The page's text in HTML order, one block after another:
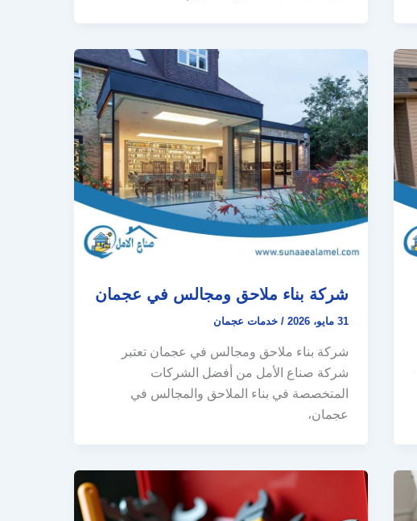
شركة بناء ملاحق ومجالس في عجمان
31 مايو، 2026 / خدمات عجمان
شركة بناء ملاحق ومجالس في عجمان تعتبر
شركة صناع الأمل من أفضل الشركات
المتخصصة في بناء الملاحق والمجالس في
عجمان،